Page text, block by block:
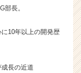
部長。
10年以上の開発歴
長の近道